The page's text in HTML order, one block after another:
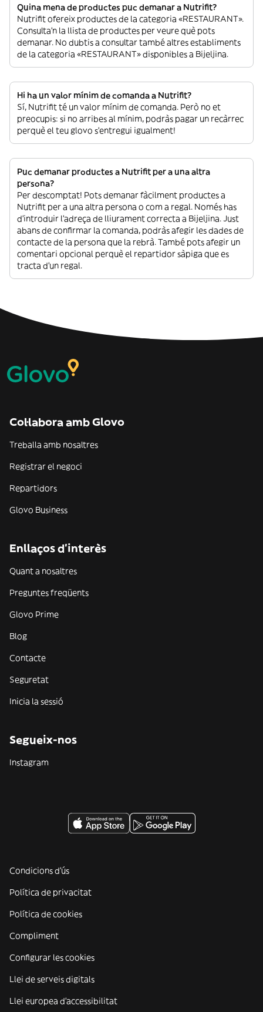
Quina mena de productes puc demanar a Nutrifit?
Nutrifit ofereix productes de la categoria «RESTAURANT».
Consulta’n la llista de productes per veure què pots
demanar. No dubtis a consultar també altres establiments
de la categoria «RESTAURANT» disponibles a Bijeljina.
Hi ha un valor mínim de comanda a Nutrifit?
Sí, Nutrifit té un valor mínim de comanda. Però no et
preocupis: si no arribes al mínim, podràs pagar un recàrrec
perquè el teu glovo s’entregui igualment!
Puc demanar productes a Nutrifit per a una altra
persona?
Per descomptat! Pots demanar fàcilment productes a
Nutrifit per a una altra persona o com a regal. Només has
d’introduir l’adreça de lliurament correcta a Bijeljina. Just
abans de confirmar la comanda, podràs afegir les dades de
contacte de la persona que la rebrà. També pots afegir un
comentari opcional perquè el repartidor sàpiga que es
tracta d’un regal.
Col·labora amb Glovo
Treballa amb nosaltres
Registrar el negoci
Repartidors
Glovo Business
Enllaços d'interès
Quant a nosaltres
Preguntes freqüents
Glovo Prime
Blog
Contacte
Seguretat
Inicia la sessió
Segueix-nos
Instagram
Condicions d'ús
Política de privacitat
Política de cookies
Compliment
Configurar les cookies
Llei de serveis digitals
Llei europea d'accessibilitat